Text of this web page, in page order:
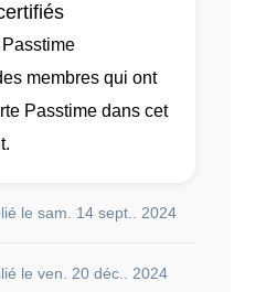
membres qui ont
Passtime dans cet
le sam. 14 sept.. 2024
le ven. 20 déc.. 2024